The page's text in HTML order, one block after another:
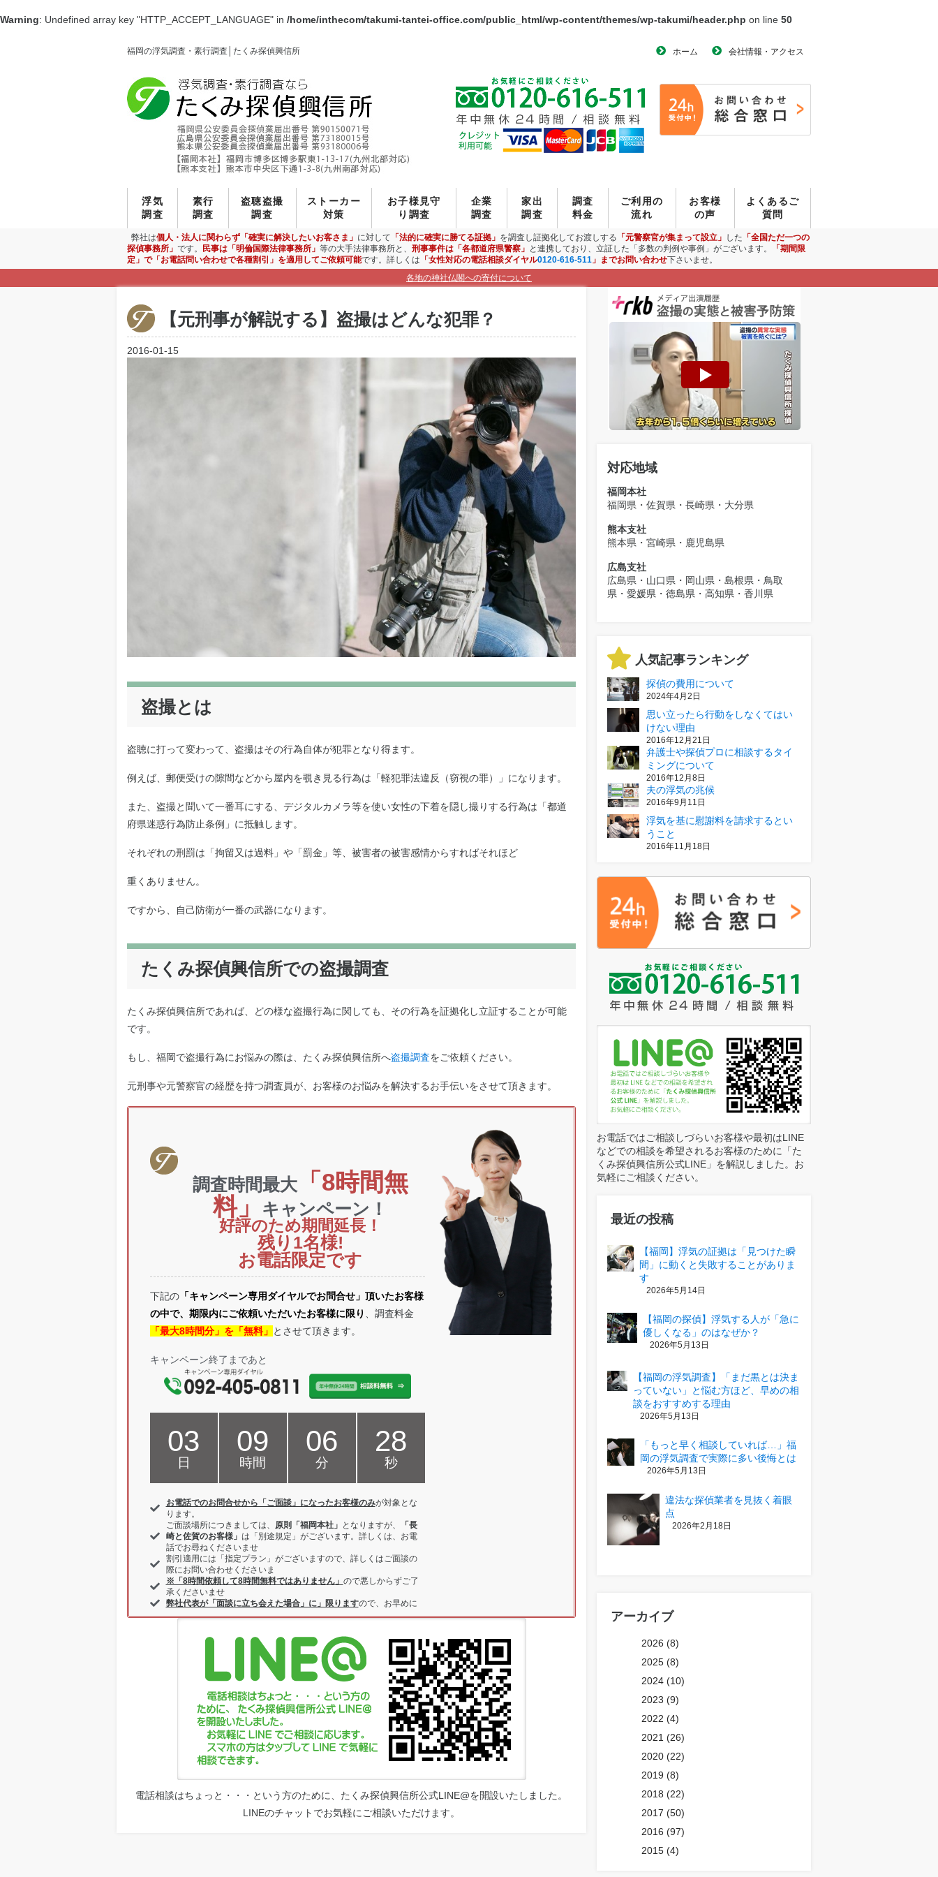
Warning: Undefined array key "HTTP_ACCEPT_LANGUAGE" in /home/inthecom/takumi-tantei-office.com/public_html/wp-content/themes/wp-takumi/header.php on line 50
福岡の浮気調査・素行調査│たくみ探偵興信所 ホーム 会社情報・アクセス
浮気
調査
素行
調査
盗聴盗撮
調査
ストーカー
対策
お子様見守
り調査
企業
調査
家出
調査
調査
料金
ご利用の
流れ
お客様
の声
よくあるご
質問
弊社は個人・法人に関わらず「確実に解決したいお客さま」 に対して 「法的に確実に勝てる証拠」 を調査し証拠化してお渡しする 「元警察官が集まって設立」 した 「全国ただ一つの
探偵事務所」 です。 民事は「明倫国際法律事務所」 等の大手法律事務所と、 刑事事件は「各都道府県警察」 と連携しており、立証した「多数の判例や事例」がございます。
「期間限
定」で「お電話問い合わせで各種割引」を適用してご依頼可能です。詳しくは 「女性対応の電話相談ダイヤル0120-616-511 」までお問い合わせ下さいませ。
各地の神社仏閣への寄付について
【元刑事が解説する】盗撮はどんな犯罪？
2016-01-15
盗撮とは
盗聴に打って変わって、盗撮はその行為自体が犯罪となり得ます。
例えば、郵便受けの隙間などから屋内を覗き見る行為は「軽犯罪法違反（窃視の罪）」になります。
また、盗撮と聞いて一番耳にする、デジタルカメラ等を使い女性の下着を隠し撮りする行為は「都道
府県迷惑行為防止条例」に抵触します。
それぞれの刑罰は「拘留又は過料」や「罰金」等、被害者の被害感情からすればそれほど
重くありません。
ですから、自己防衛が一番の武器になります。
たくみ探偵興信所での盗撮調査
たくみ探偵興信所であれば、どの様な盗撮行為に関しても、その行為を証拠化し立証することが可能
です。
もし、福岡で盗撮行為にお悩みの際は、たくみ探偵興信所へ盗撮調査をご依頼ください。
元刑事や元警察官の経歴を持つ調査員が、お客様のお悩みを解決するお手伝いをさせて頂きます。
調査時間最大「8時間無
料」
キャンペーン！
好評のため期間延長！
残り1名様!
お電話限定です
下記の 「キャンペーン専用ダイヤルでお問合せ」頂いたお客様
の中で、期限内にご依頼いただいたお客様に限り
、調査料金
「最大8時間分」を「無料」 とさせて頂きます。
キャンペーン終了まであと
03
日
09
時間
06
分
27
秒
お電話でのお問合せから「ご面談」になったお客様のみが対象とな
ります。
ご面談場所につきましては、
原則「福岡本社」 となりますが、
「長
崎と佐賀のお客様」 は「別途規定」がございます。詳しくは、お電
話でお尋ねくださいませ
割引適用には「指定プラン」がございますので、詳しくはご面談の
際にお問い合わせくださいま
※「8時間依頼して8時間無料ではありません」 ので悪しからずご了
承くださいませ
弊社代表が「面談に立ち会えた場合」に」限りますので、お早めに
電話相談はちょっと・・・という方のために、たくみ探偵興信所公式LINE@を開設いたしました。
LINEのチャットでお気軽にご相談いただけます。
対応地域
福岡本社
福岡県・佐賀県・長崎県・大分県
熊本支社
熊本県・宮崎県・鹿児島県
広島支社
広島県・山口県・岡山県・島根県・鳥取
県・愛媛県・徳島県・高知県・香川県
人気記事ランキング
探偵の費用について
2024年4月2日
思い立ったら行動をしなくてはい
けない理由
2016年12月21日
弁護士や探偵プロに相談するタイ
ミングについて
2016年12月8日
夫の浮気の兆候
2016年9月11日
浮気を基に慰謝料を請求するとい
うこと
2016年11月18日
お電話ではご相談しづらいお客様や最初はLINE
などでの相談を希望されるお客様のために「た
くみ探偵興信所公式LINE」を解説しました。お
気軽にご相談ください。
最近の投稿
【福岡】浮気の証拠は「見つけた瞬
間」に動くと失敗することがありま
す
2026年5月14日
【福岡の探偵】浮気する人が「急に
優しくなる」のはなぜか？
2026年5月13日
【福岡の浮気調査】「まだ黒とは決ま
っていない」と悩む方ほど、早めの相
談をおすすめする理由
2026年5月13日
「もっと早く相談していれば…」福
岡の浮気調査で実際に多い後悔とは
2026年5月13日
違法な探偵業者を見抜く着眼
点
2026年2月18日
アーカイブ
2026 (8)
2025 (8)
2024 (10)
2023 (9)
2022 (4)
2021 (26)
2020 (22)
2019 (8)
2018 (22)
2017 (50)
2016 (97)
2015 (4)